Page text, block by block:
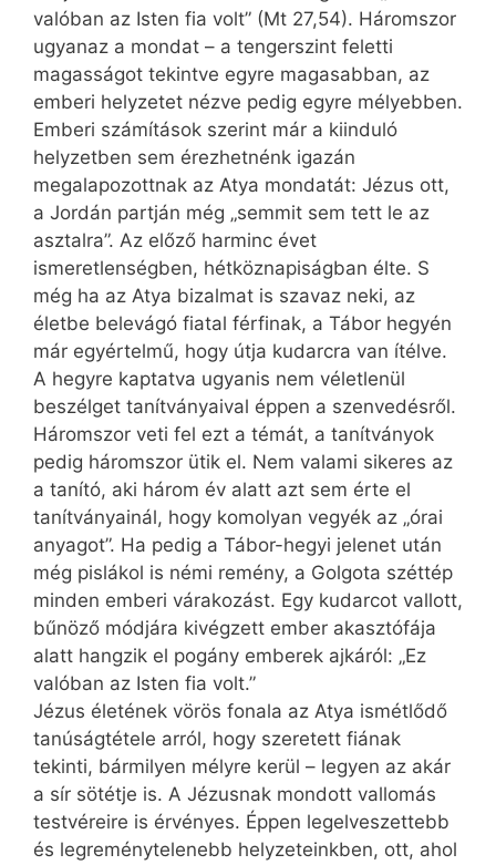
valóban az Isten fia volt” (Mt 27,54). Háromszor
ugyanaz a mondat – a tengerszint feletti
magasságot tekintve egyre magasabban, az
emberi helyzetet nézve pedig egyre mélyebben.
Emberi számítások szerint már a kiinduló
helyzetben sem érezhetnénk igazán
megalapozottnak az Atya mondatát: Jézus ott,
a Jordán partján még „semmit sem tett le az
asztalra”. Az előző harminc évet
ismeretlenségben, hétköznapiságban élte. S
még ha az Atya bizalmat is szavaz neki, az
életbe belevágó fiatal férfinak, a Tábor hegyén
már egyértelmű, hogy útja kudarcra van ítélve.
A hegyre kaptatva ugyanis nem véletlenül
beszélget tanítványaival éppen a szenvedésről.
Háromszor veti fel ezt a témát, a tanítványok
pedig háromszor ütik el. Nem valami sikeres az
a tanító, aki három év alatt azt sem érte el
tanítványainál, hogy komolyan vegyék az „órai
anyagot”. Ha pedig a Tábor-hegyi jelenet után
még pislákol is némi remény, a Golgota széttép
minden emberi várakozást. Egy kudarcot vallott,
bűnöző módjára kivégzett ember akasztófája
alatt hangzik el pogány emberek ajkáról: „Ez
valóban az Isten fia volt.”
Jézus életének vörös fonala az Atya ismétlődő
tanúságtétele arról, hogy szeretett fiának
tekinti, bármilyen mélyre kerül – legyen az akár
a sír sötétje is. A Jézusnak mondott vallomás
testvéreire is érvényes. Éppen legelveszettebb
és legreménytelenebb helyzeteinkben, ott, ahol